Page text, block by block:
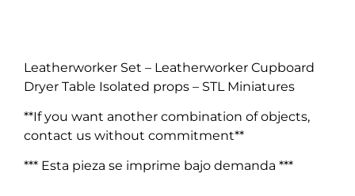
Leatherworker Set – Leatherworker Cupboard
Dryer Table Isolated props – STL Miniatures
**If you want another combination of objects,
contact us without commitment**
*** Esta pieza se imprime bajo demanda ***